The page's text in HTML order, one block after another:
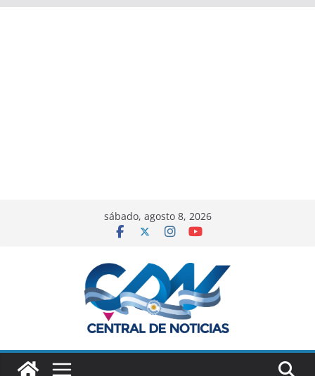
sábado, agosto 8, 2026